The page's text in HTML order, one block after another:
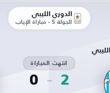
الدوري الليبي
الجولة 5 - مباراة الإياب
2
انتهت المباراة
0